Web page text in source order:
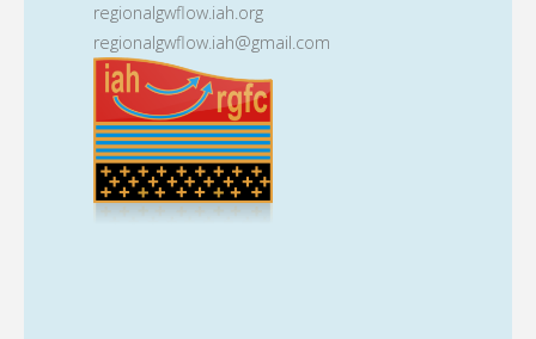
regionalgwflow.iah.org
regionalgwflow.iah@gmail.com